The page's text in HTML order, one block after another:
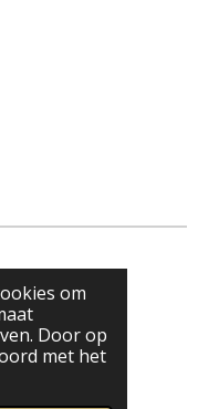
om
Door op
met het